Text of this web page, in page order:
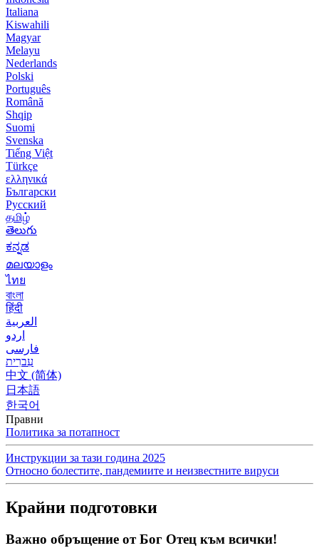
Italiana
Kiswahili
Magyar
Melayu
Nederlands
Polski
Português
Română
Shqip
Suomi
Svenska
Tiếng Việt
Türkçe
ελληνικά
Български
Русский
தமிழ்
తెలుగు
ಕನ್ನಡ
മലയാളം
ไทย
বাংলা
हिंदी
العربية
اردو
فارسی
עִברִית
中文 (简体)
日本語
한국어
Правни
Политика за потапност
Инструкции за тази година 2025
Относно болестите, пандемиите и неизвестните вируси
Крайни подготовки
Важно обръщение от Бог Отец към всички!